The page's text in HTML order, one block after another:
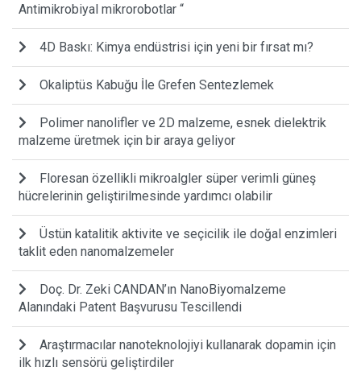
Antimikrobiyal mikrorobotlar “
4D Baskı: Kimya endüstrisi için yeni bir fırsat mı?
Okaliptüs Kabuğu İle Grefen Sentezlemek
Polimer nanolifler ve 2D malzeme, esnek dielektrik
malzeme üretmek için bir araya geliyor
Floresan özellikli mikroalgler süper verimli güneş
hücrelerinin geliştirilmesinde yardımcı olabilir
Üstün katalitik aktivite ve seçicilik ile doğal enzimleri
taklit eden nanomalzemeler
Doç. Dr. Zeki CANDAN’ın NanoBiyomalzeme
Alanındaki Patent Başvurusu Tescillendi
Araştırmacılar nanoteknolojiyi kullanarak dopamin için
ilk hızlı sensörü geliştirdiler